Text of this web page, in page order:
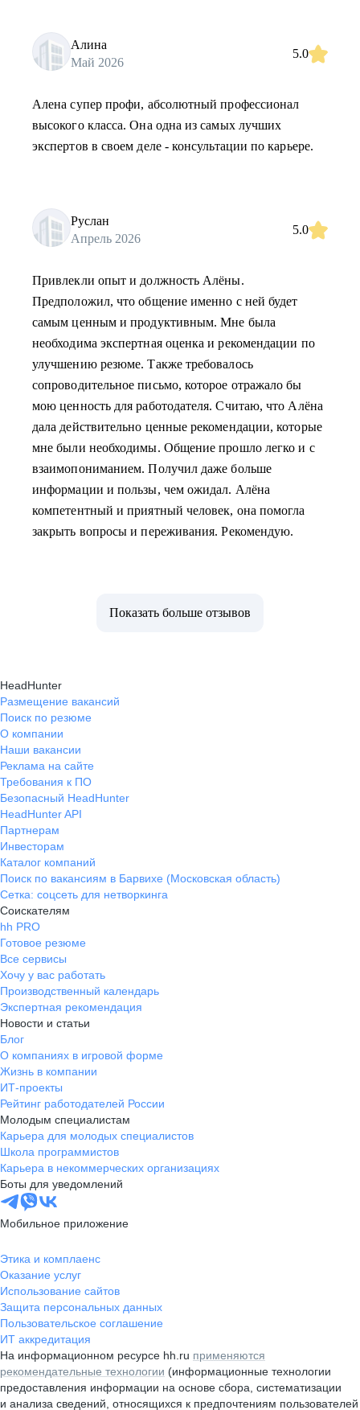
Алина
Май 2026
5.0
Алена супер профи, абсолютный профессионал
высокого класса. Она одна из самых лучших
экспертов в своем деле - консультации по карьере.
Руслан
Апрель 2026
5.0
Привлекли опыт и должность Алёны.
Предположил, что общение именно с ней будет
самым ценным и продуктивным. Мне была
необходима экспертная оценка и рекомендации по
улучшению резюме. Также требовалось
сопроводительное письмо, которое отражало бы
мою ценность для работодателя. Считаю, что Алёна
дала действительно ценные рекомендации, которые
мне были необходимы. Общение прошло легко и с
взаимопониманием. Получил даже больше
информации и пользы, чем ожидал. Алёна
компетентный и приятный человек, она помогла
закрыть вопросы и переживания. Рекомендую.
Показать больше отзывов
HeadHunter
Размещение вакансий
Поиск по резюме
О компании
Наши вакансии
Реклама на сайте
Требования к ПО
Безопасный HeadHunter
HeadHunter API
Партнерам
Инвесторам
Каталог компаний
Поиск по вакансиям в Барвихе (Московская область)
Сетка: соцсеть для нетворкинга
Соискателям
hh PRO
Готовое резюме
Все сервисы
Хочу у вас работать
Производственный календарь
Экспертная рекомендация
Новости и статьи
Блог
О компаниях в игровой форме
Жизнь в компании
ИТ-проекты
Рейтинг работодателей России
Молодым специалистам
Карьера для молодых специалистов
Школа программистов
Карьера в некоммерческих организациях
Боты для уведомлений
Мобильное приложение
Этика и комплаенс
Оказание услуг
Использование сайтов
Защита персональных данных
Пользовательское соглашение
ИТ аккредитация
На информационном ресурсе hh.ru применяются
рекомендательные технологии (информационные технологии
предоставления информации на основе сбора, систематизации
и анализа сведений, относящихся к предпочтениям пользователей